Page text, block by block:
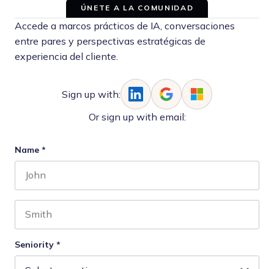
ÚNETE A LA COMUNIDAD
Accede a marcos prácticos de IA, conversaciones
entre pares y perspectivas estratégicas de
experiencia del cliente.
Sign up with:
Or sign up with email:
Name *
Seniority *